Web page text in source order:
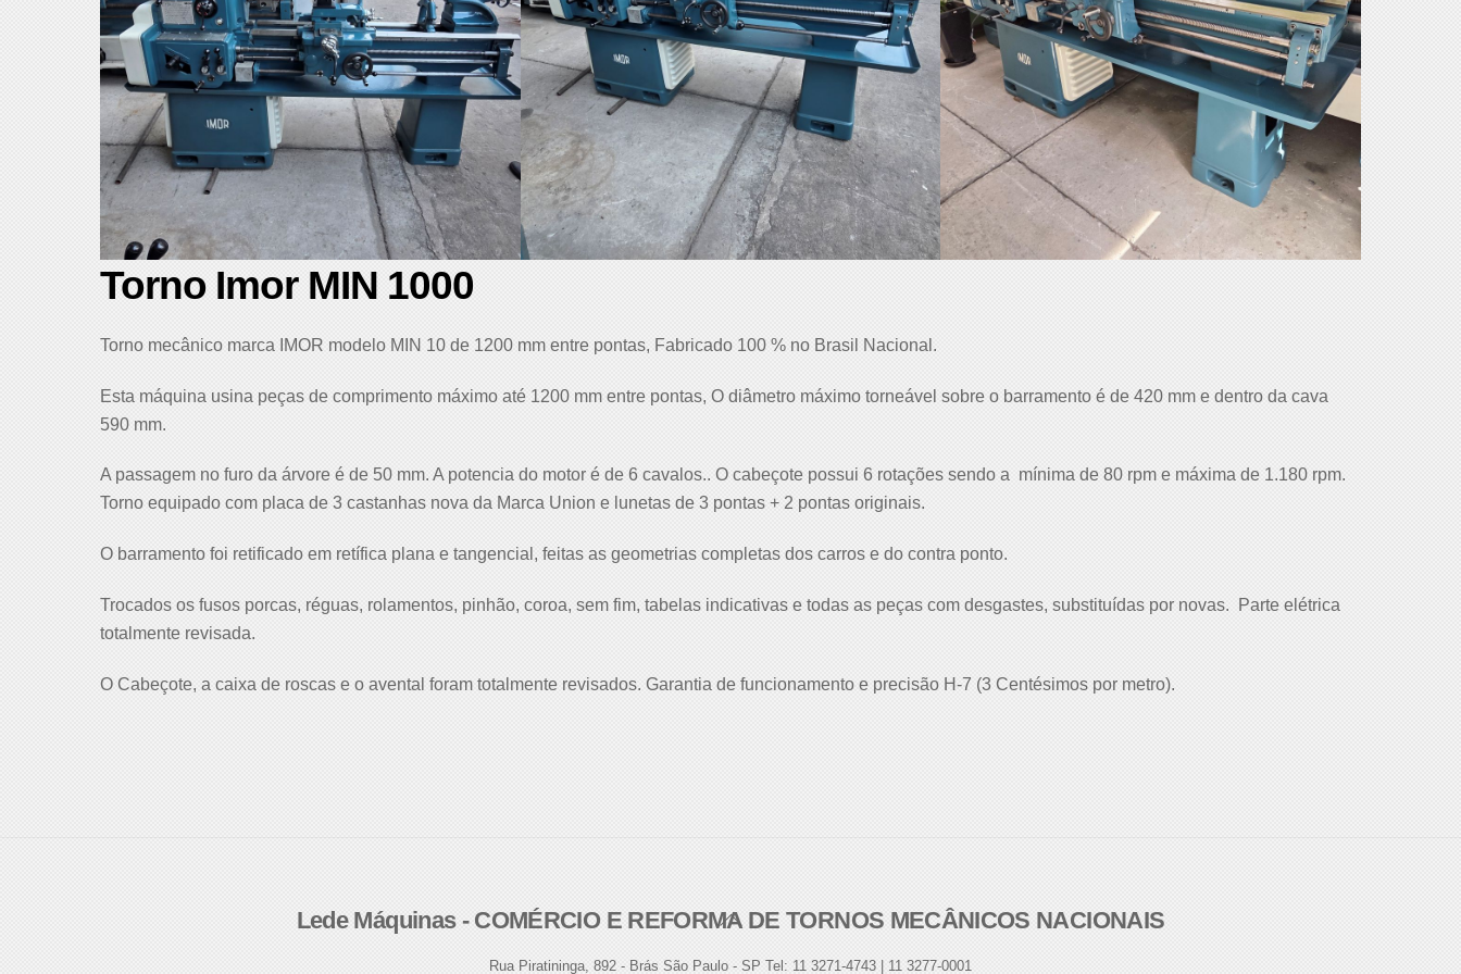
Torno Imor MIN 1000
Torno mecânico marca IMOR modelo MIN 10 de 1200 mm entre pontas, Fabricado 100 % no Brasil Nacional.
Esta máquina usina peças de comprimento máximo até 1200 mm entre pontas, O diâmetro máximo torneável sobre o barramento é de 420 mm e dentro da cava
590 mm.
A passagem no furo da árvore é de 50 mm. A potencia do motor é de 6 cavalos.. O cabeçote possui 6 rotações sendo a mínima de 80 rpm e máxima de 1.180 rpm.
Torno equipado com placa de 3 castanhas nova da Marca Union e lunetas de 3 pontas + 2 pontas originais.
O barramento foi retificado em retífica plana e tangencial, feitas as geometrias completas dos carros e do contra ponto.
Trocados os fusos porcas, réguas, rolamentos, pinhão, coroa, sem fim, tabelas indicativas e todas as peças com desgastes, substituídas por novas. Parte elétrica
totalmente revisada.
O Cabeçote, a caixa de roscas e o avental foram totalmente revisados. Garantia de funcionamento e precisão H-7 (3 Centésimos por metro).
Back
Lede Máquinas - COMÉRCIO E REFORMA DE TORNOS MECÂNICOS NACIONAIS
Rua Piratininga, 892 - Brás São Paulo - SP Tel: 11 3271-4743 | 11 3277-0001